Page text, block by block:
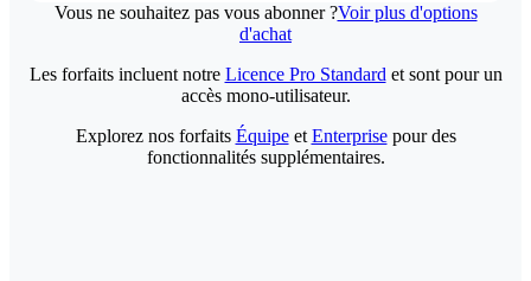
Vous ne souhaitez pas vous abonner ?Voir plus d'options
d'achat
Les forfaits incluent notre Licence Pro Standard et sont pour un
accès mono-utilisateur.
Explorez nos forfaits Équipeet Enterprisepour des
fonctionnalités supplémentaires.